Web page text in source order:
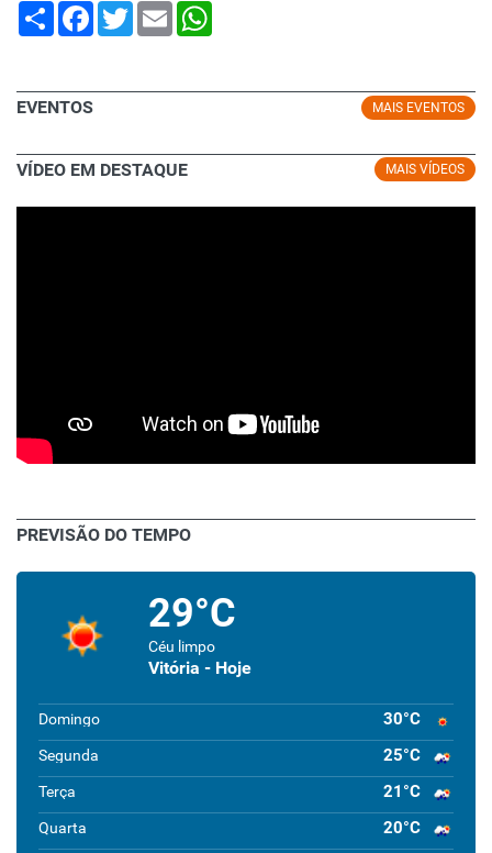
Share Facebook
TwitterEmail
MAIS EVENTOS
EVENTOS
MAIS VÍDEOS
VÍDEO EM DESTAQUE
PREVISÃO DO TEMPO
29°C
Céu limpo
Vitória - Hoje
Domingo 30°C
Segunda 25°C
Terça 21°C
Quarta 20°C